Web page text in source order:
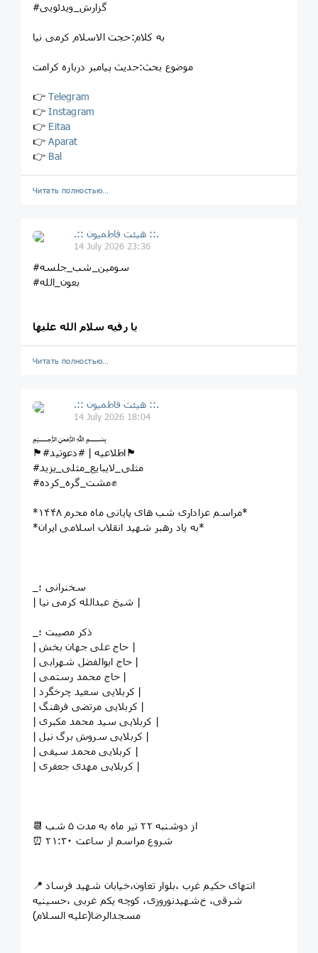
#گزارش_ویدئویی
به کلام:حجت الاسلام کرمی نیا
موضوع بحث:حدیث پیامبر درباره کرامت
👉Telegram
👉Instagram
👉 Eitaa
👉Aparat
👉 Bal
Читать полностью…
.:: هیئت فاطمیون ::.
14 July 2026 23:36
#سومین_شب_جلسه
#بعون_الله
یا رقیه سلام الله علیها
Читать полностью…
.:: هیئت فاطمیون ::.
14 July 2026 18:04
﷽⁦
🏴#اطلاعیه | #دعوتید🏴
#مثلی_لایبایع_مثلی_یزید
#مشت_گره_کرده✊
*مراسم عزاداری شب های پایانی ماه محرم ۱۴۴۸*
*به یاد رهبر شهید انقلاب اسلامی ایران*
_سخنرانی ؛
| شیخ عبدالله کرمی نیا |
_ذکر مصیبت ؛
| حاج علی جهان بخش |
| حاج ابوالفضل شهرابی |
| حاج محمد رستمی |
| کربلایی سعید چرخگرد |
| کربلایی مرتضی فرهنگ |
| کربلایی سید محمد مکبری |
| کربلایی سروش برگ نیل |
| کربلایی محمد سیفی |
| کربلایی مهدی جعفری |
📆 از دوشنبه ۲۲ تیر ماه به مدت ۵ شب
⏰ شروع مراسم از ساعت ۲۱:۳۰
📍 انتهای حکیم غرب ،بلوار تعاون،خیابان شهید فرساد
شرقی، خ‌شهیدنوروزی، کوچه یکم غربی ،حسینیه
مسجدالرضا(علیه السلام)